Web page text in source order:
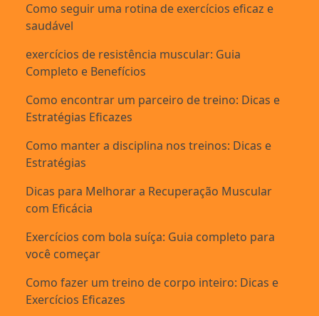
Como seguir uma rotina de exercícios eficaz e
saudável
exercícios de resistência muscular: Guia
Completo e Benefícios
Como encontrar um parceiro de treino: Dicas e
Estratégias Eficazes
Como manter a disciplina nos treinos: Dicas e
Estratégias
Dicas para Melhorar a Recuperação Muscular
com Eficácia
Exercícios com bola suíça: Guia completo para
você começar
Como fazer um treino de corpo inteiro: Dicas e
Exercícios Eficazes